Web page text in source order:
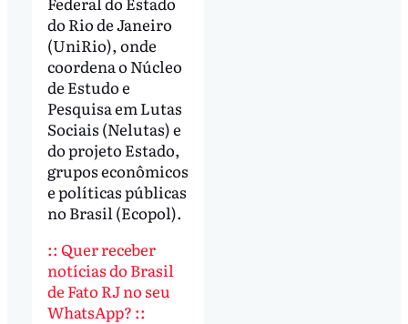
do Rio de Janeiro
(UniRio), onde
coordena o Núcleo
de Estudo e
Pesquisa em Lutas
Sociais (Nelutas) e
do projeto Estado,
grupos econômicos
e políticas públicas
no Brasil (Ecopol).
:: Quer receber
notícias do Brasil
de Fato RJ no seu
WhatsApp? ::